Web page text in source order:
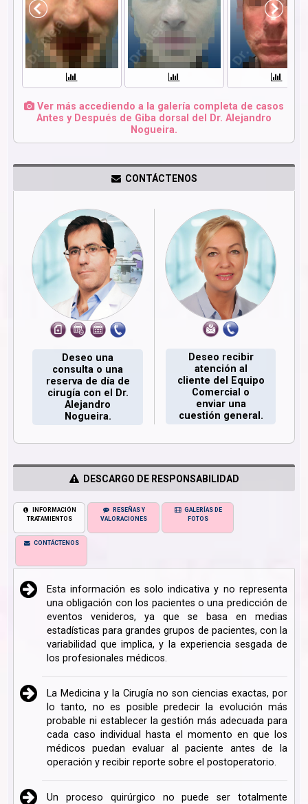
Ver más accediendo a la galería completa de casos
Antes y Después de Giba dorsal del Dr. Alejandro
Nogueira.
CONTÁCTENOS
Deseo una
consulta o una
reserva de día de
cirugía con el Dr.
Alejandro
Nogueira.
Deseo recibir
atención al
cliente del Equipo
Comercial o
enviar una
cuestión general.
DESCARGO DE RESPONSABILIDAD
INFORMACIÓN
TRATAMIENTOS
RESEÑAS Y
VALORACIONES
GALERÍAS DE
FOTOS
CONTÁCTENOS
Esta información es solo indicativa y no representa
una obligación con los pacientes o una predicción de
eventos venideros, ya que se basa en medias
estadísticas para grandes grupos de pacientes, con la
variabilidad que implica, y la experiencia sesgada de
los profesionales médicos.
La Medicina y la Cirugía no son ciencias exactas, por
lo tanto, no es posible predecir la evolución más
probable ni establecer la gestión más adecuada para
cada caso individual hasta el momento en que los
médicos puedan evaluar al paciente antes de la
operación y recibir reporte sobre el postoperatorio.
Un proceso quirúrgico no puede ser totalmente